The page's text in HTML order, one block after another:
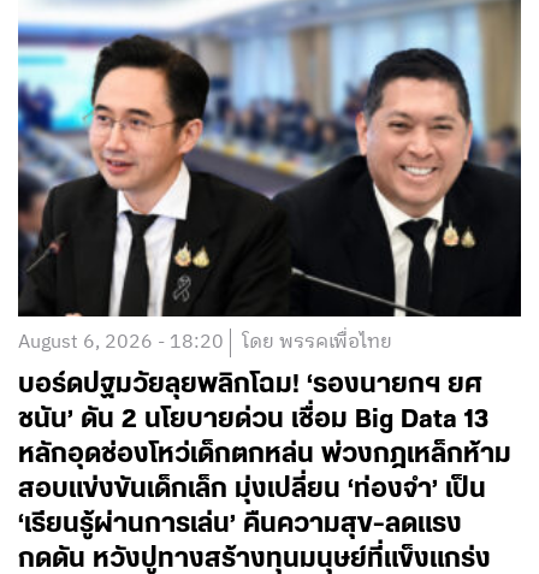
August 6, 2026 - 18:20 โดย พรรคเพื่อไทย
บอร์ดปฐมวัยลุยพลิกโฉม! ‘รองนายกฯ ยศ
ชนัน’ ดัน 2 นโยบายด่วน เชื่อม Big Data 13
หลักอุดช่องโหว่เด็กตกหล่น พ่วงกฎเหล็กห้าม
สอบแข่งขันเด็กเล็ก มุ่งเปลี่ยน ‘ท่องจำ’ เป็น
‘เรียนรู้ผ่านการเล่น’ คืนความสุข-ลดแรง
กดดัน หวังปูทางสร้างทุนมนุษย์ที่แข็งแกร่ง